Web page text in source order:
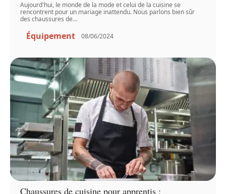
Aujourd'hui, le monde de la mode et celui de la cuisine se
rencontrent pour un mariage inattendu. Nous parlons bien sûr
des chaussures de…
Équipement 08/06/2024
Chaussures de cuisine pour apprentis :